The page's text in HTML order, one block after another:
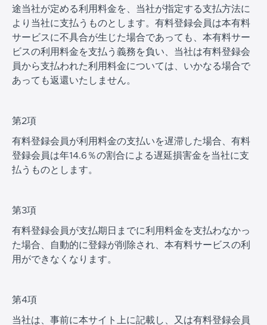
途当社が定める利用料金を、当社が指定する支払方法に
より当社に支払うものとします。有料登録会員は本有料
サービスに不具合が生じた場合であっても、本有料サー
ビスの利用料金を支払う義務を負い、当社は有料登録会
員から支払われた利用料金については、いかなる場合で
あっても返還いたしません。
第2項
有料登録会員が利用料金の支払いを遅滞した場合、有料
登録会員は年14.6％の割合による遅延損害金を当社に支
払うものとします。
第3項
有料登録会員が支払期日までに利用料金を支払わなかっ
た場合、自動的に登録が削除され、本有料サービスの利
用ができなくなります。
第4項
当社は、事前に本サイト上に記載し、又は有料登録会員